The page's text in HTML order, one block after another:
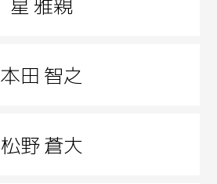
本田 智之
松野 蒼大